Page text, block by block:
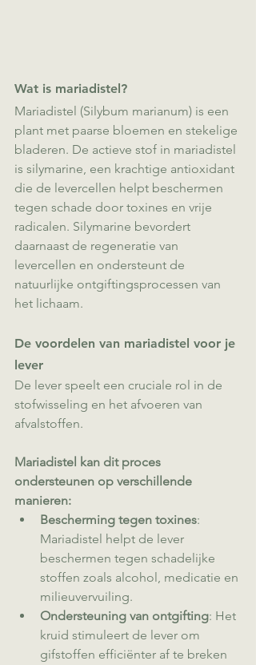
Wat is mariadistel?
Mariadistel (Silybum marianum) is een
plant met paarse bloemen en stekelige
bladeren. De actieve stof in mariadistel
is silymarine, een krachtige antioxidant
die de levercellen helpt beschermen
tegen schade door toxines en vrije
radicalen. Silymarine bevordert
daarnaast de regeneratie van
levercellen en ondersteunt de
natuurlijke ontgiftingsprocessen van
het lichaam.
De voordelen van mariadistel voor je
lever
De lever speelt een cruciale rol in de
stofwisseling en het afvoeren van
afvalstoffen.
Mariadistel kan dit proces
ondersteunen op verschillende
manieren:
Bescherming tegen toxines:
Mariadistel helpt de lever
beschermen tegen schadelijke
stoffen zoals alcohol, medicatie en
milieuvervuiling.
Ondersteuning van ontgifting: Het
kruid stimuleert de lever om
gifstoffen efficiënter af te breken